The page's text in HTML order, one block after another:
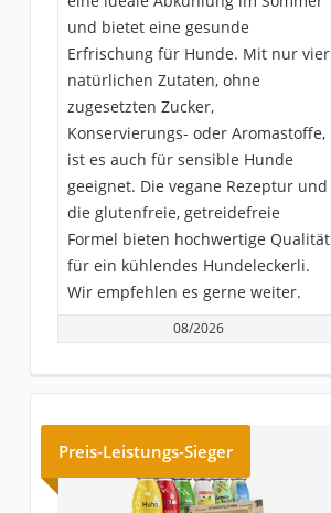
und bietet eine gesunde
Erfrischung für Hunde. Mit nur vier
natürlichen Zutaten, ohne
zugesetzten Zucker,
Konservierungs- oder Aromastoffe,
ist es auch für sensible Hunde
geeignet. Die vegane Rezeptur und
die glutenfreie, getreidefreie
Formel bieten hochwertige Qualität
für ein kühlendes Hundeleckerli.
Wir empfehlen es gerne weiter.
08/2026
Preis-Leistungs-Sieger